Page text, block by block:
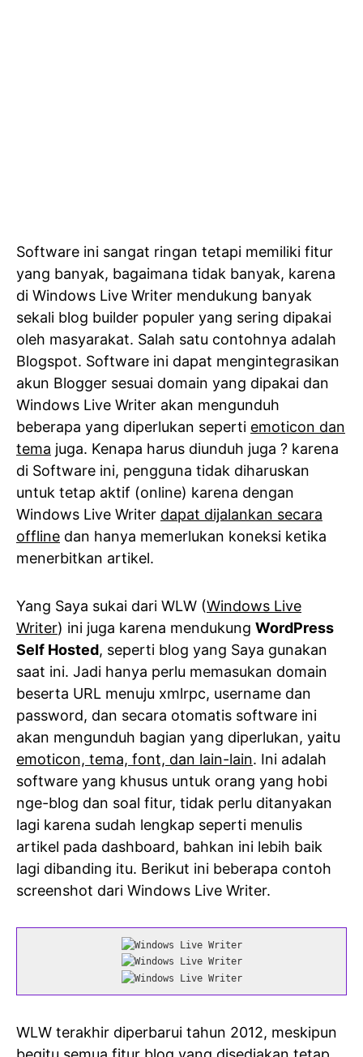
Software ini sangat ringan tetapi memiliki fitur
yang banyak, bagaimana tidak banyak, karena
di Windows Live Writer mendukung banyak
sekali blog builder populer yang sering dipakai
oleh masyarakat. Salah satu contohnya adalah
Blogspot. Software ini dapat mengintegrasikan
akun Blogger sesuai domain yang dipakai dan
Windows Live Writer akan mengunduh
beberapa yang diperlukan seperti emoticon dan
tema juga. Kenapa harus diunduh juga ? karena
di Software ini, pengguna tidak diharuskan
untuk tetap aktif (online) karena dengan
Windows Live Writer dapat dijalankan secara
offline dan hanya memerlukan koneksi ketika
menerbitkan artikel.
Yang Saya sukai dari WLW (Windows Live
Writer) ini juga karena mendukung WordPress
Self Hosted, seperti blog yang Saya gunakan
saat ini. Jadi hanya perlu memasukan domain
beserta URL menuju xmlrpc, username dan
password, dan secara otomatis software ini
akan mengunduh bagian yang diperlukan, yaitu
emoticon, tema, font, dan lain-lain. Ini adalah
software yang khusus untuk orang yang hobi
nge-blog dan soal fitur, tidak perlu ditanyakan
lagi karena sudah lengkap seperti menulis
artikel pada dashboard, bahkan ini lebih baik
lagi dibanding itu. Berikut ini beberapa contoh
screenshot dari Windows Live Writer.
WLW terakhir diperbarui tahun 2012, meskipun